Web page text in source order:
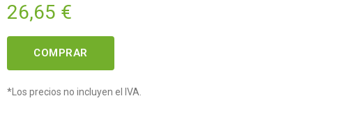
26,65 €
COMPRAR
*Los precios no incluyen el IVA.